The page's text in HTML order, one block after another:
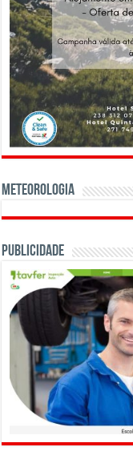
Meteorologia
Publicidade